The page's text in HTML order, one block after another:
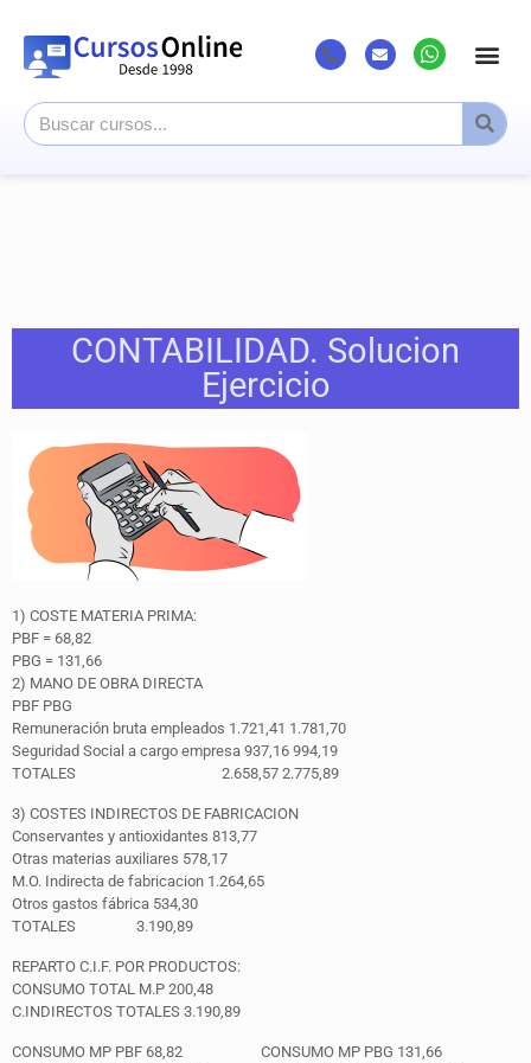
CONTABILIDAD. Solucion
Ejercicio
1) COSTE MATERIA PRIMA:
PBF = 68,82
PBG = 131,66
2) MANO DE OBRA DIRECTA
PBF PBG
Remuneración bruta empleados 1.721,41 1.781,70
Seguridad Social a cargo empresa 937,16 994,19
TOTALES 2.658,57 2.775,89
3) COSTES INDIRECTOS DE FABRICACION
Conservantes y antioxidantes 813,77
Otras materias auxiliares 578,17
M.O. Indirecta de fabricacion 1.264,65
Otros gastos fábrica 534,30
TOTALES 3.190,89
REPARTO C.I.F. POR PRODUCTOS:
CONSUMO TOTAL M.P 200,48
C.INDIRECTOS TOTALES 3.190,89
CONSUMO MP PBF 68,82 CONSUMO MP PBG 131,66